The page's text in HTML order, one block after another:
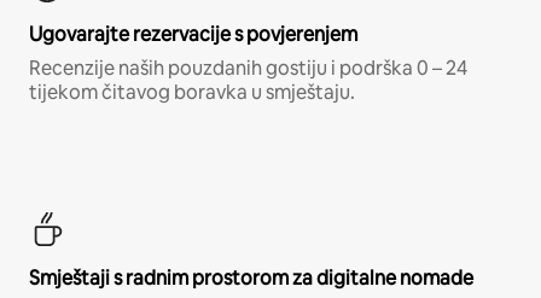
Ugovarajte rezervacije s povjerenjem
Recenzije naših pouzdanih gostiju i podrška 0 – 24
tijekom čitavog boravka u smještaju.
Smještaji s radnim prostorom za digitalne nomade